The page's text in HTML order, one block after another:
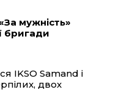
мужність»
бригади
IKSO Samand і
двох